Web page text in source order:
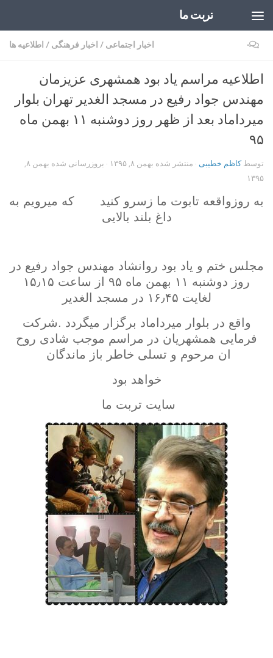
تربت ما
اخبار اجتماعی / اخبار فرهنگی / اطلاعیه ها ۰
اطلاعیه مراسم یاد بود همشهری عزیزمان
مهندس جواد رفیع در مسجد الغدیر تهران بلوار
میرداماد بعد از ظهر روز دوشنبه ۱۱ بهمن ماه
۹۵
توسطکاظم خطیبی · منتشر شده بهمن ۸, ۱۳۹۵ · بروزرسانی شده
بهمن ۸,
۱۳۹۵
به روزواقعه تابوت ما زسرو کنید که میرویم به
داغ بلند بالایی
مجلس ختم و یاد بود روانشاد مهندس جواد رفیع در
روز دوشنبه ۱۱ بهمن ماه ۹۵ از ساعت ۱۵٫۱۵
لغایت ۱۶٫۴۵ در مسجد الغدیر
واقع در بلوار میرداماد برگزار میگردد .شرکت
فرمایی همشهریان در مراسم موجب شادی روح
ان مرحوم و تسلی خاطر باز ماندگان
خواهد بود
سایت تربت ما